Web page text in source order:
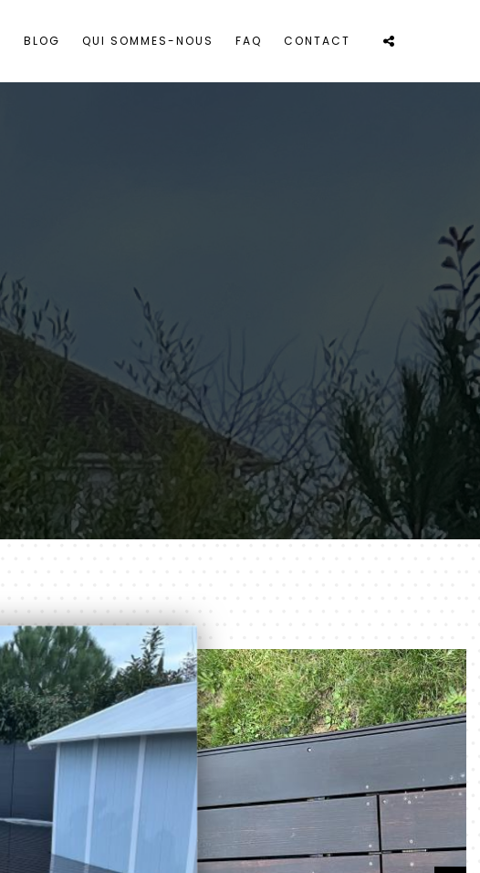
BLOG QUI SOMMES-NOUS FAQ CONTACT